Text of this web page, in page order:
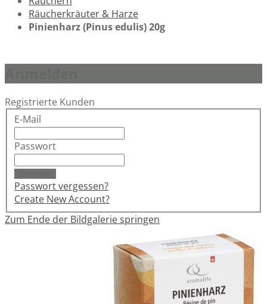
Räucherkräuter & Harze
Pinienharz (Pinus edulis) 20g
Registrierte Kunden
E-Mail
Passwort
Passwort vergessen?
Create New Account?
Zum Ende der Bildgalerie springen